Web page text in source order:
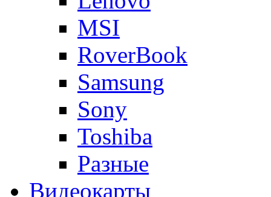
MSI
RoverBook
Samsung
Sony
Toshiba
Разные
Видеокарты